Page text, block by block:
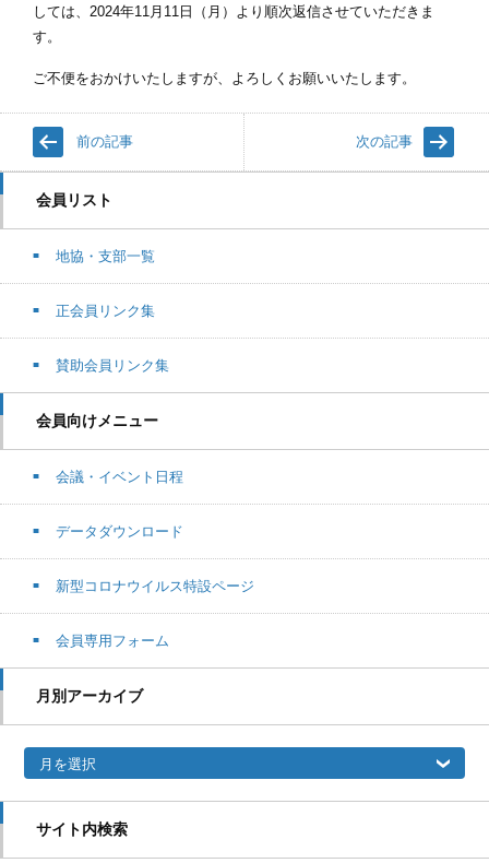
しては、2024年11月11日（月）より順次返信させていただきま
す。
ご不便をおかけいたしますが、よろしくお願いいたします。
前の記事 次の記事
会員リスト
地協・支部一覧
正会員リンク集
賛助会員リンク集
会員向けメニュー
会議・イベント日程
データダウンロード
新型コロナウイルス特設ページ
会員専用フォーム
月別アーカイブ
月別アーカイブ
サイト内検索